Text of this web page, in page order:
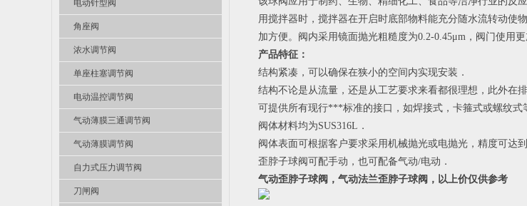
电动针型阀
角座阀
浓水调节阀
单座柱塞调节阀
电动温控调节阀
气动薄膜三通调节阀
气动薄膜调节阀
自力式压力调节阀
刀闸阀
用搅拌器时，搅拌器在开启时底部物料能充分随水流转动使
加方便。阀内采用镜面抛光粗糙度为0.2-0.45μm，阀门使用更
产品特征：
结构紧凑，可以确保在狭小的空间内实现安装．
结构不论是从流量，还是从工艺要求来看都很理想，此外在
可提供所有现行***标准的接口，如焊接式，卡箍式或螺纹式
阀体材料均为SUS316L．
阀体表面可根据客户要求采用机械抛光或电抛光，精度可达到
歪脖子球阀可配手动，也可配备气动/电动．
气动歪脖子球阀，气动法兰歪脖子球阀，以上价仅供参考